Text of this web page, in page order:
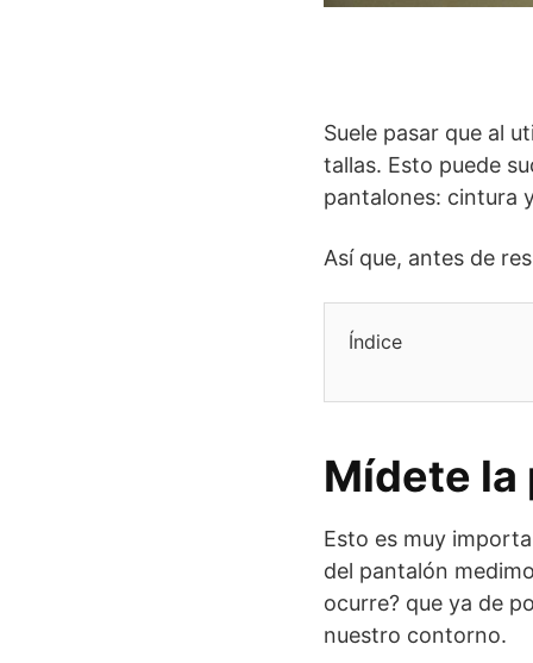
Suele pasar que al
tallas. Esto puede
pantalones: cintura
Así que, antes de
Índice
Mídete la
Esto es muy
del pantalón
ocurre? que ya de
nuestro contorno.